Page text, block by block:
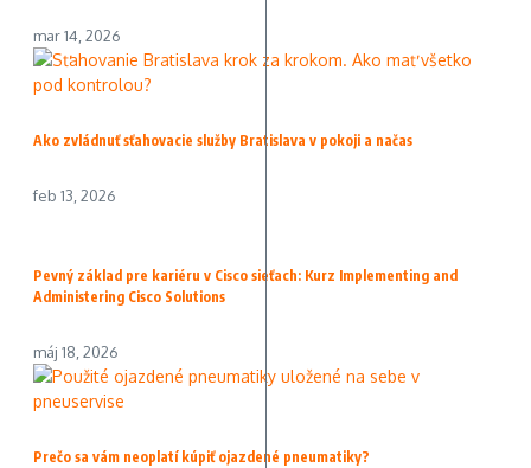
mar 14, 2026
Ako zvládnuť sťahovacie služby Bratislava v pokoji a načas
feb 13, 2026
Pevný základ pre kariéru v Cisco sieťach: Kurz Implementing and
Administering Cisco Solutions
máj 18, 2026
Prečo sa vám neoplatí kúpiť ojazdené pneumatiky?